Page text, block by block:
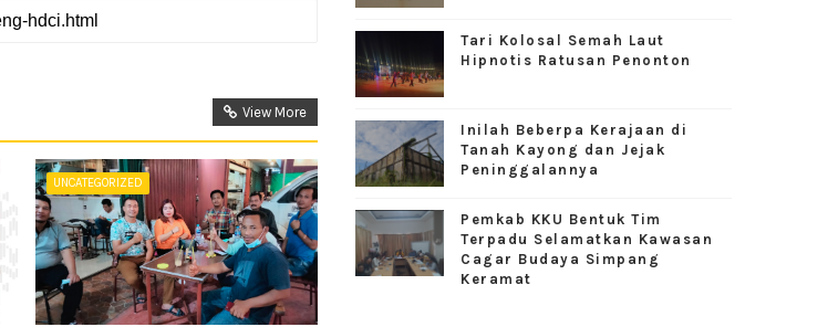
View More
UNCATEGORIZED
Tari Kolosal Semah Laut
Hipnotis Ratusan Penonton
Inilah Beberpa Kerajaan di
Tanah Kayong dan Jejak
Peninggalannya
Pemkab KKU Bentuk Tim
Terpadu Selamatkan Kawasan
Cagar Budaya Simpang
Keramat